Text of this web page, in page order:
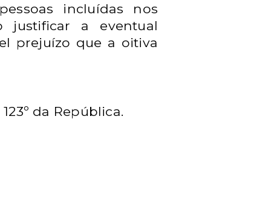
incluídas nos
justificar a eventual
prejuízo que a oitiva
da República.